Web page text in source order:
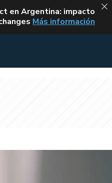
en Argentina: impacto
CLARITY ACT EN
Más información